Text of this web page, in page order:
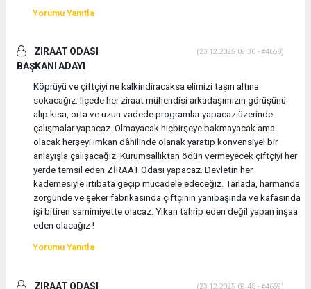
Yorumu Yanıtla
ZIRAAT ODASI
BAŞKANI ADAYI
(23.12.2025 09:30 - #4658)
Köprüyü ve çiftçiyi ne kalkindiracaksa elimizi taşın altına
sokacağız. Ilçede her ziraat mühendisi arkadaşımızın görüşünü
alıp kısa, orta ve uzun vadede programlar yapacaz üzerinde
çalışmalar yapacaz. Olmayacak hiçbirşeye bakmayacak ama
olacak herşeyi imkan dâhilinde olanak yaratıp konvensiyel bir
anlayışla çalışacağız. Kurumsallıktan ödün vermeyecek çiftçiyi her
yerde temsil eden ZİRAAT Odası yapacaz. Devletin her
kademesiyle irtibata geçip mücadele edeceğiz. Tarlada, harmanda
zorgünde ve şeker fabrikasında çiftçinin yanıbaşında ve kafasında
işi bitiren samimiyette olacaz. Yıkan tahrip eden değil yapan inşaa
eden olacağız !
Yorumu Yanıtla
ZIRAAT ODASI
(23.12.2025 09:48 - #4659)